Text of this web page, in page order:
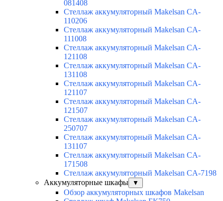
081408
Стеллаж аккумуляторный Makelsan CA-
110206
Стеллаж аккумуляторный Makelsan CA-
111008
Стеллаж аккумуляторный Makelsan CA-
121108
Стеллаж аккумуляторный Makelsan CA-
131108
Стеллаж аккумуляторный Makelsan CA-
121107
Стеллаж аккумуляторный Makelsan CA-
121507
Стеллаж аккумуляторный Makelsan CA-
250707
Стеллаж аккумуляторный Makelsan CA-
131107
Стеллаж аккумуляторный Makelsan CA-
171508
Стеллаж аккумуляторный Makelsan CA-7198
Аккумуляторные шкафы
▼
Обзор аккумуляторных шкафов Makelsan